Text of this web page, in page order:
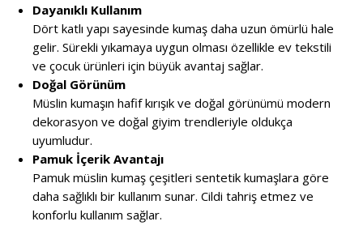
Dayanıklı Kullanım
Dört katlı yapı sayesinde kumaş daha uzun ömürlü hale
gelir. Sürekli yıkamaya uygun olması özellikle ev tekstili
ve çocuk ürünleri için büyük avantaj sağlar.
Doğal Görünüm
Müslin kumaşın hafif kırışık ve doğal görünümü modern
dekorasyon ve doğal giyim trendleriyle oldukça
uyumludur.
Pamuk İçerik Avantajı
Pamuk müslin kumaş çeşitleri sentetik kumaşlara göre
daha sağlıklı bir kullanım sunar. Cildi tahriş etmez ve
konforlu kullanım sağlar.